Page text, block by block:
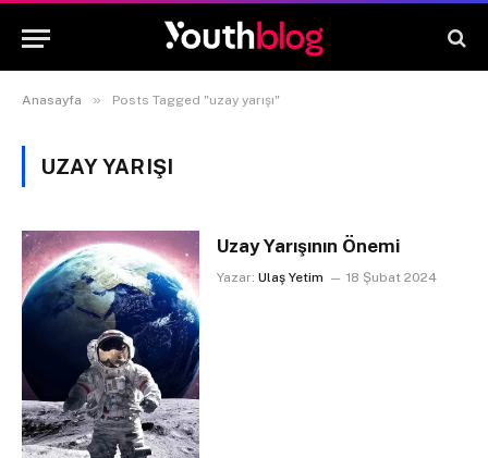
Anasayfa » Posts Tagged "uzay yarışı"
UZAY YARIŞI
Uzay Yarışının Önemi
Yazar: Ulaş Yetim 18 Şubat 2024